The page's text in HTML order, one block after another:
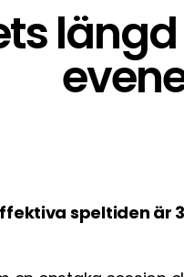
speltiden är